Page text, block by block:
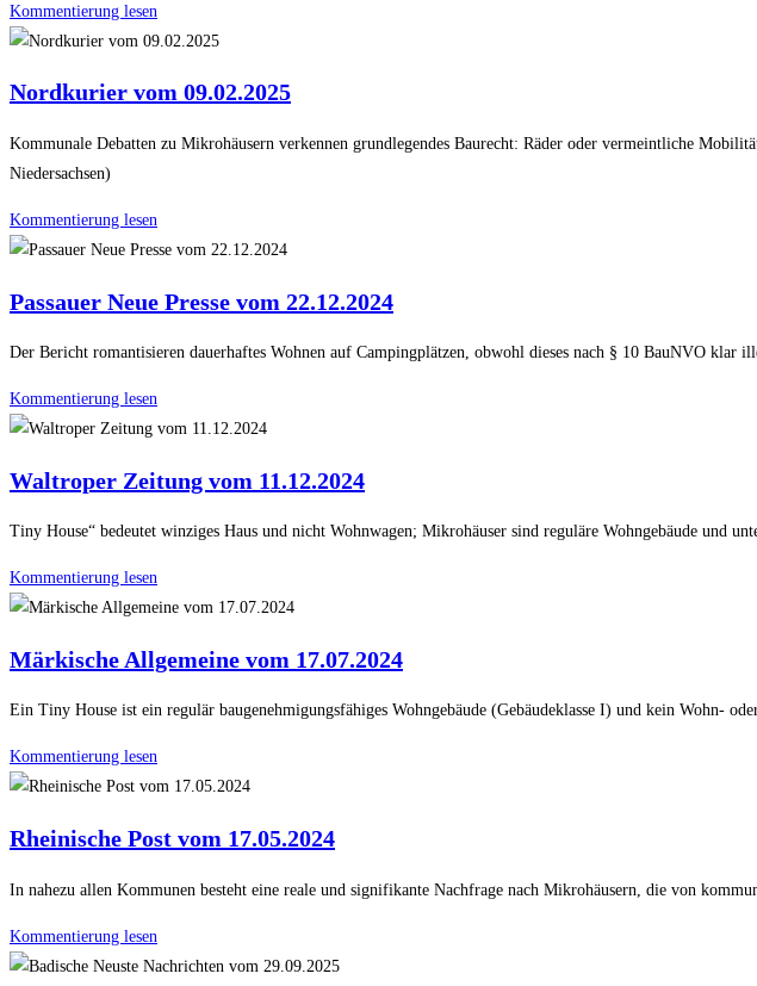
Kommentierung lesen
Nordkurier vom 09.02.2025
Kommunale Debatten zu Mikrohäusern verkennen grundlegendes Baurecht: Räder oder vermeintliche
Niedersachsen)
Kommentierung lesen
Passauer Neue Presse vom 22.12.2024
Der Bericht romantisieren dauerhaftes Wohnen auf Campingplätzen, obwohl dieses nach § 10 BauNVO klar
Kommentierung lesen
Waltroper Zeitung vom 11.12.2024
Tiny House“ bedeutet winziges Haus und nicht Wohnwagen; Mikrohäuser sind reguläre Wohngebäude und
Kommentierung lesen
Märkische Allgemeine vom 17.07.2024
Ein Tiny House ist ein regulär baugenehmigungsfähiges Wohngebäude (Gebäudeklasse I) und kein Wohn-
Kommentierung lesen
Rheinische Post vom 17.05.2024
In nahezu allen Kommunen besteht eine reale und signifikante Nachfrage nach Mikrohäusern, die von
Kommentierung lesen